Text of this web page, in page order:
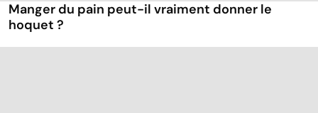
Manger du pain peut-il vraiment donner le
hoquet ?